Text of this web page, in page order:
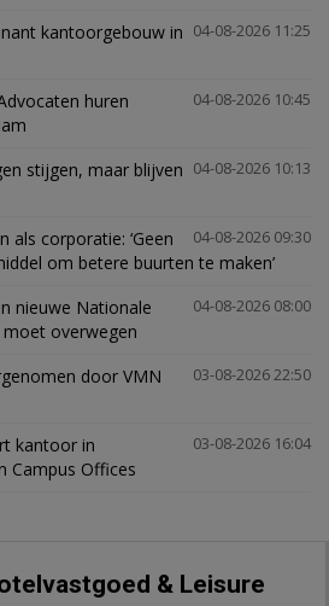
04-08-2026 11:25
kantoorgebouw in
04-08-2026 10:45
huren
04-08-2026 10:13
stijgen, maar blijven
04-08-2026 09:30
als corporatie: ‘Geen
om betere buurten te maken’
04-08-2026 08:00
nieuwe Nationale
moet overwegen
03-08-2026 22:50
door VMN
03-08-2026 16:04
kantoor in
Campus Offices
& Leisure